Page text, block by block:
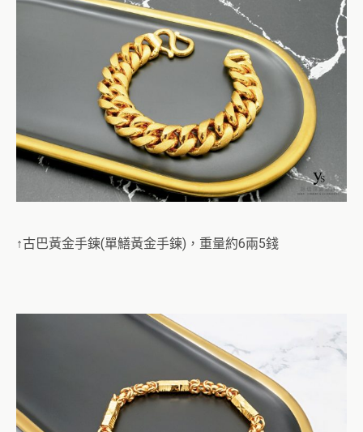
↑古巴黃金手鍊(單鱔黃金手鍊)，重量約6兩5錢